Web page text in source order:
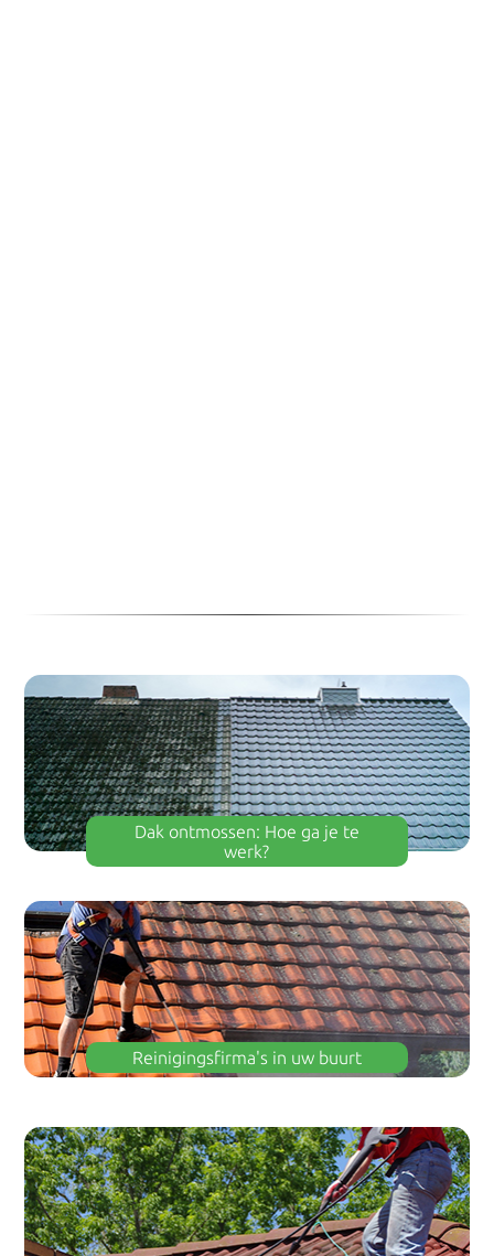
Dak ontmossen: Hoe ga je te
werk?
Reinigingsfirma's in uw buurt